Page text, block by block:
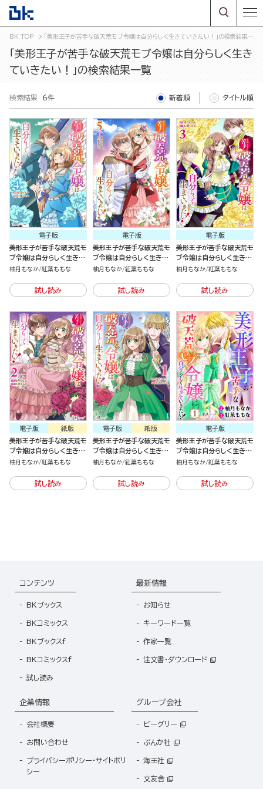
BK TOP 「美形王子が苦手な破天荒モブ令嬢は自分らしく生きていきたい！」の検索結果一覧
「美形王子が苦手な破天荒モブ令嬢は自分らしく生き
ていきたい！」の検索結果一覧
検索結果 6件 新着順 タイトル順
電子版
美形王子が苦手な破天荒モ
ブ令嬢は自分らしく生きて
いきたい！（4）
柚月もなか 紅葉ももな
試し読み
電子版
美形王子が苦手な破天荒モ
ブ令嬢は自分らしく生きて
いきたい！（5）
柚月もなか 紅葉ももな
試し読み
電子版
美形王子が苦手な破天荒モ
ブ令嬢は自分らしく生きて
いきたい！（3）
柚月もなか 紅葉ももな
試し読み
紙版
電子版
美形王子が苦手な破天荒モ
ブ令嬢は自分らしく生きて
いきたい！（2）
柚月もなか 紅葉ももな
試し読み
紙版
電子版
美形王子が苦手な破天荒モ
ブ令嬢は自分らしく生きて
いきたい！（1）
柚月もなか 紅葉ももな
試し読み
電子版
美形王子が苦手な破天荒モ
ブ令嬢は自分らしく生きて
いきたい！（分冊版）
柚月もなか 紅葉ももな
試し読み
コンテンツ
BKブックス
BKコミックス
BKブックスf
BKコミックスf
試し読み
最新情報
お知らせ
キーワード一覧
作家一覧
注文書・ダウンロード
企業情報
会社概要
お問い合わせ
プライバシーポリシー・サイトポリ
シー
グループ会社
ビーグリー
ぶんか社
海王社
文友舎